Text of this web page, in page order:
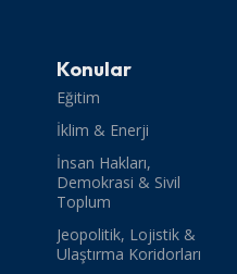
Konular
Eğitim
İklim & Enerji
İnsan Hakları,
Demokrasi & Sivil
Toplum
Jeopolitik, Lojistik &
Ulaştırma Koridorları